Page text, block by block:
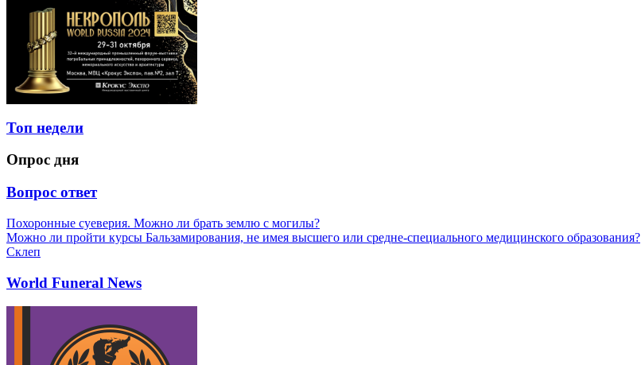
Топ недели
Опрос дня
Вопрос ответ
Похоронные суеверия. Можно ли брать землю с могилы?
Можно ли пройти курсы Бальзамирования, не имея высшего или средне-специального медицинского образования?
Склеп
World Funeral News